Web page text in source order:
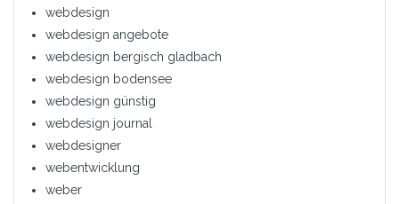
webdesign
webdesign angebote
webdesign bergisch gladbach
webdesign bodensee
webdesign günstig
webdesign journal
webdesigner
webentwicklung
weber